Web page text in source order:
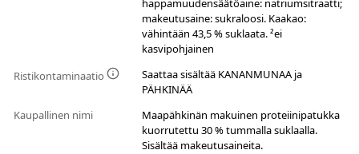
happamuudensäätöaine: natriumsitraatti;
makeutusaine: sukraloosi. Kaakao:
vähintään 43,5 % suklaata. ²ei
kasvipohjainen
Ristikontaminaatio
Saattaa sisältää KANANMUNAA ja
PÄHKINÄÄ
Kaupallinen nimi
Maapähkinän makuinen proteiinipatukka
kuorrutettu 30 % tummalla suklaalla.
Sisältää makeutusaineita.